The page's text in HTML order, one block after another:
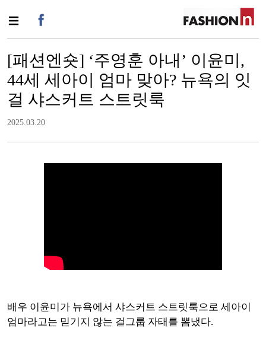
[패션엔숏] ‘주영훈 아내’ 이윤미,
44세 세아이 엄마 맞아? 뉴욕의 잇
걸 샤스커트 스트릿룩
2025.03.20
배우 이윤미가 뉴욕에서 샤스커트 스트릿룩으로 세아이
엄마라고는 믿기지 않는 걸그룹 자태를 뽐냈다.